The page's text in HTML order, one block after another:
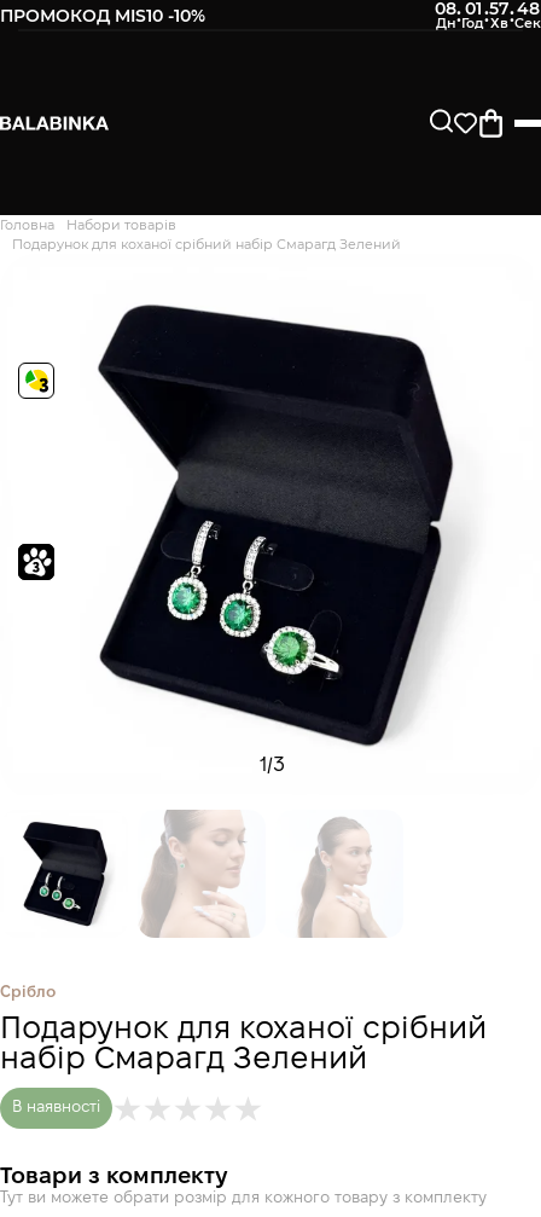
ПРОМОКОД MIS10 -10% 08:01:57:47
Головна
Набори товарів
Подарунок для коханої срібний набір Смарагд Зелений
1/3
Срібло
Подарунок для коханої срібний
набір Смарагд Зелений
В наявності
Товари з комплекту
Тут ви можете обрати розмір для кожного товару з комплекту
Дякуємо. Ваш відгук
відправлено на модерацію